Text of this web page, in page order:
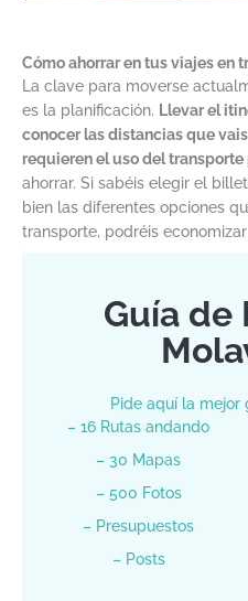
Cómo ahorrar en tus viajes en
La clave para moverse
es la planificación. Llevar el
conocer las distancias que
requieren el uso del
ahorrar. Si sabéis elegir el
bien las diferentes opciones
transporte, podréis
Guía de
Pide aquí la mejor
– 16 Rutas andando
– 30 Mapas
– 500 Fotos
– Presupuestos
– Posts